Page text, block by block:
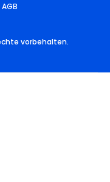
AGB
vorbehalten.